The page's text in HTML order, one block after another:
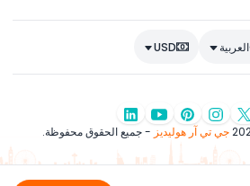
العربية USD
جي تي آر هوليديز - جميع الحقوق محفوظة.